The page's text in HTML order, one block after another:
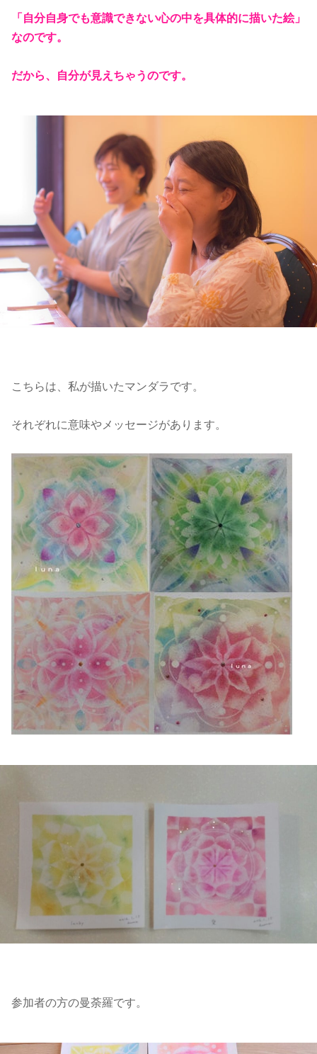
「自分自身でも意識できない心の中を具体的に描いた絵」
なのです。
だから、自分が見えちゃうのです。
こちらは、私が描いたマンダラです。
それぞれに意味やメッセージがあります。
参加者の方の曼荼羅です。